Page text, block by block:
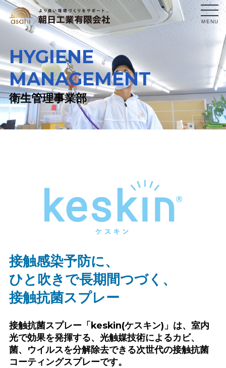
MENU
HYGIENE
MANAGEMENT
衛生管理事業部
接触感染予防に、
ひと吹きで長期間つづく、
接触抗菌スプレー
接触抗菌スプレー「keskin(ケスキン)」は、 室内
光で効果を発揮する、光触媒技術によるカビ、
菌、ウイルスを分解除去できる次世代の接触抗菌
コーティングスプレーです。